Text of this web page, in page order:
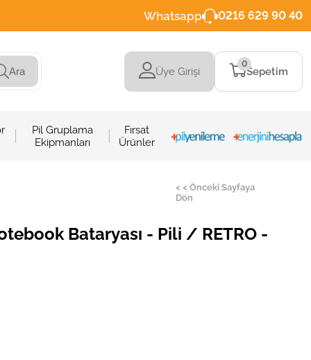
Whatsapp 0216 629 90 40
Ara Üye Girişi Sepetim
0
Pil Gruplama
Ekipmanları
Fırsat
Ürünler
< < Önceki Sayfaya
Dön
Bataryası - Pili / RETRO -